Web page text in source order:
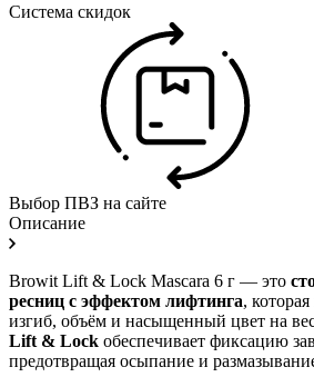
Система скидок
Выбор ПВЗ на сайте
Описание
Browit Lift & Lock Mascara 6 г — это
ресниц с эффектом лифтинга,
изгиб, объём и насыщенный цвет на
Lift & Lock обеспечивает фиксацию
предотвращая осыпание и